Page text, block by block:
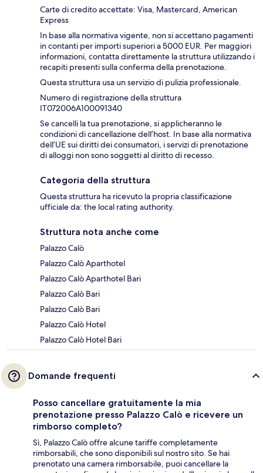
Carte di credito accettate: Visa, Mastercard, American
Express
In base alla normativa vigente, non si accettano pagamenti
in contanti per importi superiori a 5000 EUR. Per maggiori
informazioni, contatta direttamente la struttura utilizzando i
recapiti presenti sulla conferma della prenotazione.
Questa struttura usa un servizio di pulizia professionale.
Numero di registrazione della struttura
IT072006A100091340
Se cancelli la tua prenotazione, si applicheranno le
condizioni di cancellazione dell’host. In base alla normativa
dell’UE sui diritti dei consumatori, i servizi di prenotazione
di alloggi non sono soggetti al diritto di recesso.
Categoria della struttura
Questa struttura ha ricevuto la propria classificazione
ufficiale da: the local rating authority.
Struttura nota anche come
Palazzo Calò
Palazzo Calò Aparthotel
Palazzo Calò Aparthotel Bari
Palazzo Calò Bari
Palazzo Calò Bari
Palazzo Calò Hotel
Palazzo Calò Hotel Bari
Domande frequenti
Posso cancellare gratuitamente la mia
prenotazione presso Palazzo Calò e ricevere un
rimborso completo?
Sì, Palazzo Calò offre alcune tariffe completamente
rimborsabili, che sono disponibili sul nostro sito. Se hai
prenotato una camera rimborsabile, puoi cancellare la